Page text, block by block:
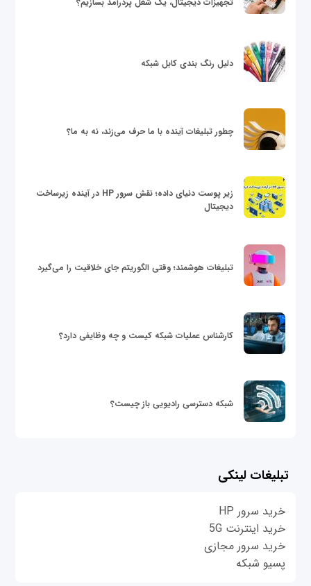
دلیل رنگ بندی کابل شبکه
چطور تبلیغات آینده با ما حرف می‌زند، نه به ما؟
زیر پوست دنیای داده؛ نقش سرور HP در آینده زیرساخت
دیجیتال
تبلیغات هوشمند؛ وقتی الگوریتم جای خلاقیت را می‌گیرد
کارشناس عملیات شبکه کیست و چه وظایفی دارد؟
شبکه دسترسی رادیویی باز چیست؟
تبلیغات لینکی
خرید سرور HP
خرید اینترنت 5G
خرید سرور مجازی
پسیو شبکه